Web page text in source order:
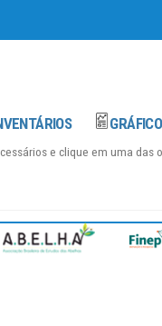
e clique em uma